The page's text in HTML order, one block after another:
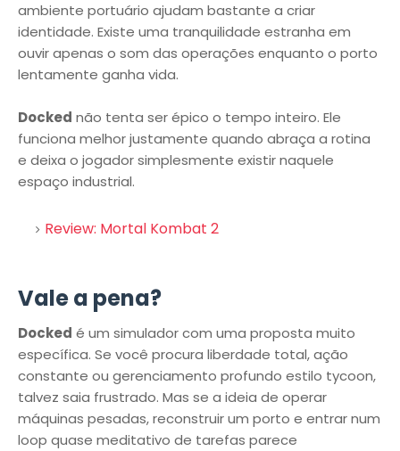
ambiente portuário ajudam bastante a criar
identidade. Existe uma tranquilidade estranha em
ouvir apenas o som das operações enquanto o porto
lentamente ganha vida.
Docked não tenta ser épico o tempo inteiro. Ele
funciona melhor justamente quando abraça a rotina
e deixa o jogador simplesmente existir naquele
espaço industrial.
Review: Mortal Kombat 2
Vale a pena?
Docked é um simulador com uma proposta muito
específica. Se você procura liberdade total, ação
constante ou gerenciamento profundo estilo tycoon,
talvez saia frustrado. Mas se a ideia de operar
máquinas pesadas, reconstruir um porto e entrar num
loop quase meditativo de tarefas parece